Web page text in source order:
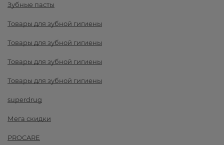
Зубные пасты
Товары для зубной гигиены
Товары для зубной гигиены
Товары для зубной гигиены
Товары для зубной гигиены
superdrug
Мега скидки
PROCARE